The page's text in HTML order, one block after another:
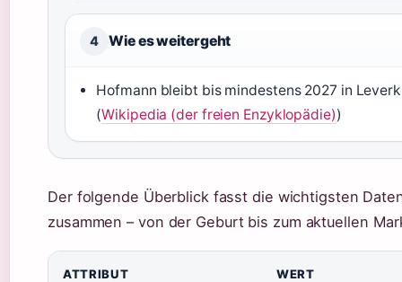
4 Wie es weitergeht
Hofmann bleibt bis mindestens 2027 in
(Wikipedia (der freien Enzyklopädie))
Der folgende Überblick fasst die wichtigsten
zusammen – von der Geburt bis zum aktuellen
ATTRIBUT WERT